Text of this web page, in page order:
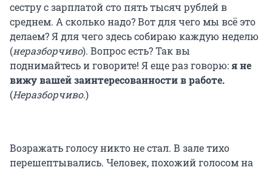
сестру с зарплатой сто пять тысяч рублей в
среднем. А сколько надо? Вот для чего мы всё это
делаем? Я для чего здесь собираю каждую неделю
(неразборчиво). Вопрос есть? Так вы
поднимайтесь и говорите! Я еще раз говорю:я не
вижу вашей заинтересованности в работе.
(Неразборчиво.)
Возражать голосу никто не стал. В зале тихо
перешептывались. Человек, похожий голосом на